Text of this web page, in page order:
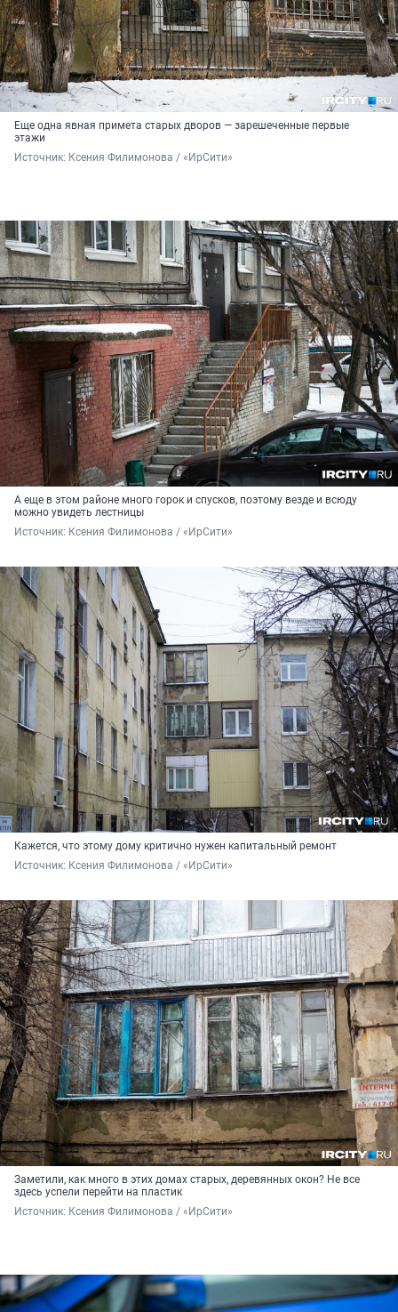
Еще одна явная примета старых дворов — зарешеченные первые
этажи
Источник: Ксения Филимонова / «ИрСити»
А еще в этом районе много горок и спусков, поэтому везде и всюду
можно увидеть лестницы
Источник: Ксения Филимонова / «ИрСити»
Кажется, что этому дому критично нужен капитальный ремонт
Источник: Ксения Филимонова / «ИрСити»
Заметили, как много в этих домах старых, деревянных окон? Не все
здесь успели перейти на пластик
Источник: Ксения Филимонова / «ИрСити»